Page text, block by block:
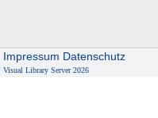
Impressum Datenschutz
Visual Library Server 2026